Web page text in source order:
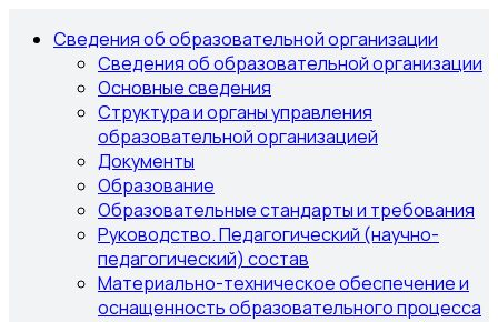
Сведения об образовательной организации
Сведения об образовательной организации
Основные сведения
Структура и органы управления
образовательной организацией
Документы
Образование
Образовательные стандарты и требования
Руководство. Педагогический (научно-
педагогический) состав
Материально-техническое обеспечение и
оснащенность образовательного процесса